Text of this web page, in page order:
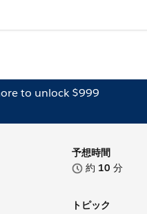
to unlock $999
予想時間
約 10 分
トピック